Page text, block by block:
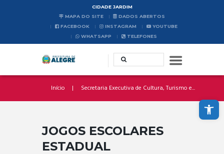
Abrir a barra de ferramentas
CIDADE JARDIM
MAPA DO SITE
DADOS ABERTOS
FACEBOOK
INSTAGRAM
YOUTUBE
WHATSAPP
TELEFONES
Início Secretaria Executiva de Cultura, Turismo e...
JOGOS ESCOLARES
ESTADUAL